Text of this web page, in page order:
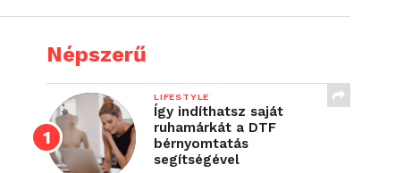
Népszerű
LIFESTYLE
Így indíthatsz saját
ruhamárkát a DTF
bérnyomtatás
segítségével